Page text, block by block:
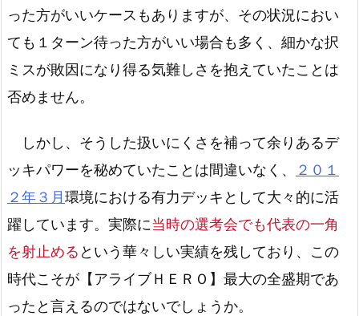
った方がいいケースもありますが、その状況におい
ても１ターン待った方がいい場合も多く、細かな択
ミスが敗因になり得る気難しさを抱えていたことは
否めません。
しかし、そうした扱いにくさを補って余りあるデ
ッキパワーを秘めていたことは間違いなく、
２０１
２年３月 環境における有力デッキとして大々的に活
躍しています。実際に当時の選考会でも代表の一角
を射止める という華々しい実績を残しており、この
時代こそが【アライブＨＥＲＯ】最大の全盛期であ
ったと言えるのではないでしょうか。